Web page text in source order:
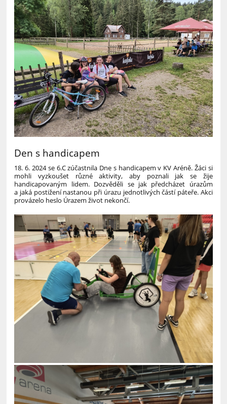
Den s handicapem
18. 6. 2024 se 6.C zúčastnila Dne s handicapem v KV Aréně. Žáci si
mohli vyzkoušet různé aktivity, aby poznali jak se žije
handicapovaným lidem. Dozvěděli se jak předcházet úrazům
a jaká postižení nastanou při úrazu jednotlivých částí páteře. Akci
provázelo heslo Úrazem život nekončí.